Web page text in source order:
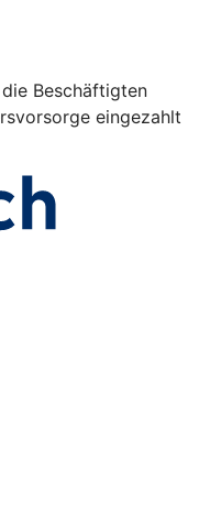
Beschäftigten
eingezahlt